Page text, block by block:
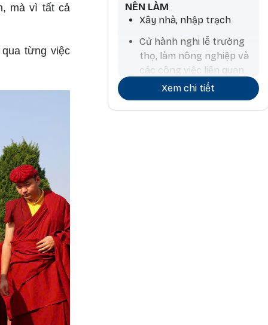
mà vì tất cả
từng việc
NÊN LÀM
Xây nhà, nhập trạch
Cử hành nghi lễ trường
thọ, làm nông nghiệp và
các công việc liên quan
đến nước, mua thú nuôi,
tính toán chiêm tinh
Xem chi tiết